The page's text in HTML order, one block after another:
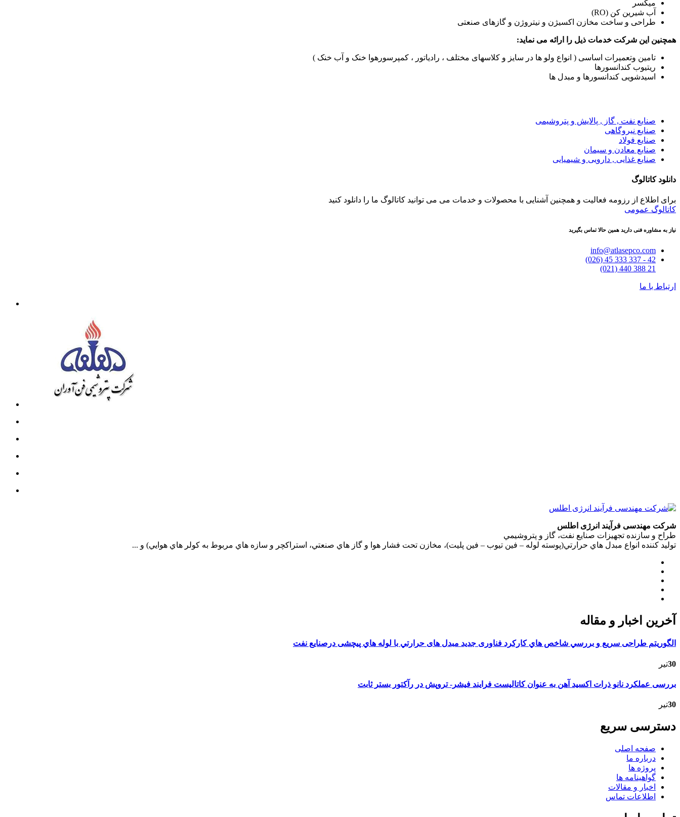
میکسر
آب شیرین کن (RO)
طراحی و ساخت مخازن اکسیژن و نیتروژن و گازهای صنعتی
همچنین این شرکت خدمات ذیل را ارائه می نماید:
تامین وتعمیرات اساسی ( انواع ولو ها در سایز و کلاسهای مختلف ، رادیاتور ، کمپرسورهوا خنک و آب خنک )
ریتیوب کندانسورها
اسیدشویی کندانسورها و مبدل ها
صنایع نفت , گاز , پالایش و پتروشیمی
صنایع نیروگاهی
صنایع فولاد
صنایع معادن و سیمان
صنایع غذایی , دارویی و شیمیایی
دانلود کاتالوگ
برای اطلاع از رزومه فعالیت و همچنین آشنایی با محصولات و خدمات می می توانید کاتالوگ ما را دانلود کنید
کاتالوگ عمومی
نیاز به مشاوره فنی دارید همین حالا تماس بگیرید
info@atlasepco.com
(026) 45 333 337 - 42
(021) 440 388 21
ارتباط با ما
شركت مهندسی فرآيند انرژی اطلس
طراح و سازنده تجهيزات صنايع نفت، گاز و پتروشيمي
توليد کننده انواع مبدل هاي حرارتي(پوسته لوله – فين تيوب – فين پليت)، مخازن تحت فشار هوا و گاز هاي صنعتي، استراكچر و سازه هاي مربوط به كولر هاي هوايي) و ...
آخرین اخبار و مقاله
الگوريتم طراحى سريع و بررسي شاخص هاي كاركرد فناورى جديد مبدل هاى حرارتي با لوله هاي پيچشى درصنايع نفت
30تیر
بررسى عملكرد نانو ذرات اكسيد آهن به عنوان كاتاليست فرايند فيشر- تروپش در رآكتور بستر ثابت
30تیر
دسترسی سریع
صفحه اصلی
درباره ما
پروژه ها
گواهینامه ها
اخبار و مقالات
اطلاعات تماس